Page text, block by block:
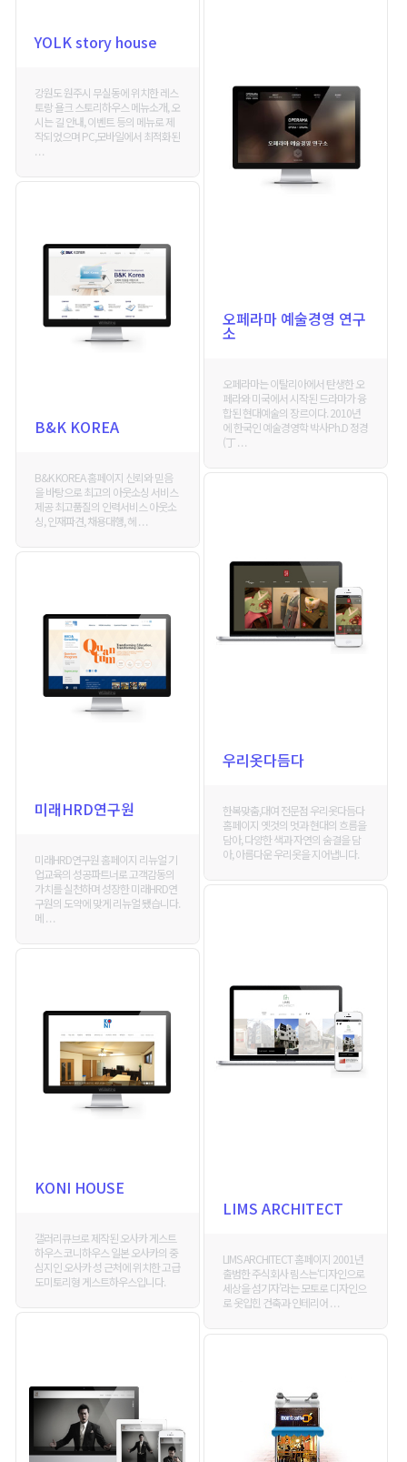
YOLK story house
강원도 원주시 무실동에 위치한 레스
토랑 욜크 스토리하우스 메뉴소개, 오
시는 길 안내, 이벤트 등의 메뉴로 제
작되었으며 PC,모바일에서 최적화된
. . .
오페라마 예술경영 연구
소
오페라마는 이탈리아에서 탄생한 오
페라와 미국에서 시작된 드라마가 융
합된 현대예술의 장르이다. 2010년
에 한국인 예술경영학 박사Ph.D 정경
(丁 . . .
B&K KOREA
B&K KOREA 홈페이지 신뢰와 믿음
을 바탕으로 최고의 아웃소싱 서비스
제공 최고품질의 인력서비스 아웃소
싱, 인재파견, 채용대행, 헤 . . .
우리옷다듬다
한복맞춤,대여 전문점 우리옷다듬다
홈페이지 옛것의 멋과 현대의 흐름을
담아, 다양한 색과 자연의 숨결을 담
아, 아름다운 우리옷을 지어냅니다.
미래HRD연구원
미래HRD연구원 홈페이지 리뉴얼 기
업교육의 성공파트너로 고객감동의
가치를 실천하며 성장한 미래HRD연
구원의 도약에 맞게 리뉴얼 됐습니다.
메 . . .
LIMS ARCHITECT
LIMS ARCHITECT 홈페이지 2001년
출범한 주식회사 림스는‘디자인으로
세상을 섬기자’라는 모토로 디자인으
로 옷입힌 건축과 인테리어 . . .
KONI HOUSE
갤러리큐브로 제작된 오사카 게스트
하우스 코니하우스 일본 오사카의 중
심지인 오사카 성 근처에 위치한 고급
도미토리형 게스트하우스입니다.